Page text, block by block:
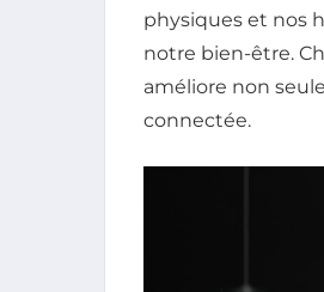
physiques et nos
notre bien-être.
améliore non
connectée.